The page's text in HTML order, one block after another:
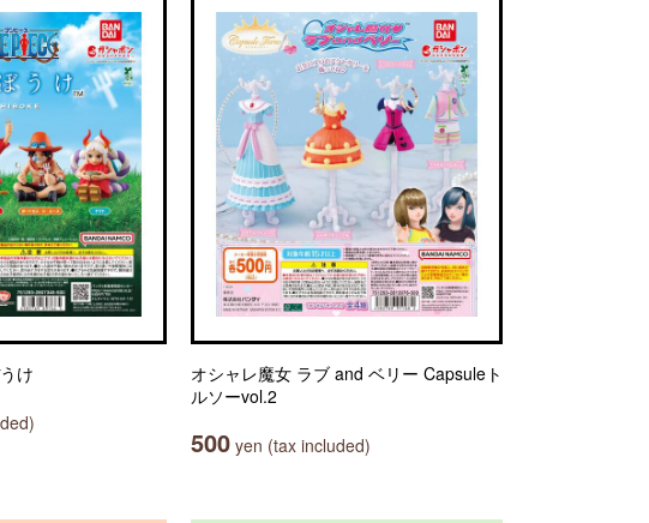
け
オシャレ魔女 ラブ and ベリー Capsuleト
ルソーvol.2
500 yen (tax included)